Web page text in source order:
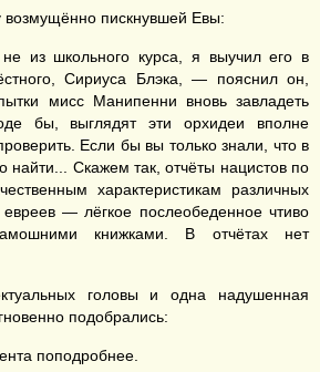
возмущённо пискнувшей Евы:
из школьного курса, я выучил его в
Сириуса Блэка, — пояснил он,
мисс Манипенни вновь завладеть
бы, выглядят эти орхидеи вполне
Если бы вы только знали, что в
найти... Скажем так, отчёты нацистов по
характеристикам различных
— лёгкое послеобеденное чтиво
книжками. В отчётах нет
головы и одна надушенная
подобрались:
поподробнее.